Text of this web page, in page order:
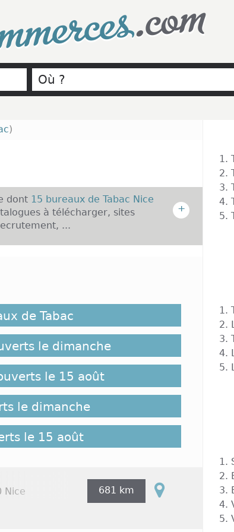
.com
)
dont 15 bureaux de Tabac Nice
à télécharger, sites
...
+
d’autres villes comme Paris. En
s’en sort pas trop mal puisqu’on y
ci proposent de nombreux services,
tabac dans la ville ont choisi de
qui comptent une population très
la majorité des buralistes de
secteur relativement tranquille ; ou
sud-est de la commune. Le quartier
Médecin.
de Tabac
le dimanche
le 15 août
le dimanche
le 15 août
Nice 681 km
1.
2.
3.
4.
5.
1.
2.
3.
4.
5.
1.
2.
3.
4.
5.